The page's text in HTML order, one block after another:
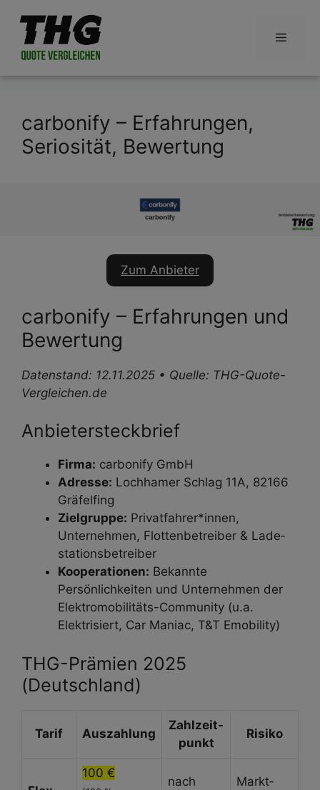
Inhalt
springen
Menü
carbonify – Erfahrungen,
Seriosität, Bewertung
Zum Anbieter
carbonify – Erfahrungen und
Bewertung
Datenstand: 12.11.2025 • Quelle: THG-Quote-
Vergleichen.de
Anbieter­steckbrief
Firma: carbonify GmbH
Adresse: Lochhamer Schlag 11A, 82166
Gräfelfing
Zielgruppe: Privat­fahrer*innen,
Unternehmen, Flottenbetreiber & Lade­
stations­betreiber
Kooperationen: Bekannte
Persönlichkeiten und Unternehmen der
Elektromobilitäts-Community (u.a.
Elektrisiert, Car Maniac, T&T Emobility)
THG-Prämien 2025
(Deutschland)
Tarif Auszahlung
Zahl­zeit­
punkt
Risiko
100 €
nach
Markt­